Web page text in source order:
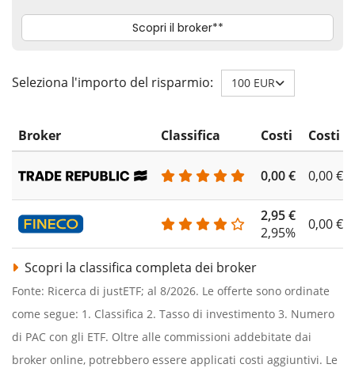
Seleziona l'importo del risparmio: 100 EUR
Broker Classifica Costi Costi
0,00 € 0,00 €
2,95 €
2,95%
0,00 €
Scopri la classifica completa dei broker
Fonte: Ricerca di justETF; al 8/2026. Le offerte sono ordinate
come segue: 1. Classifica 2. Tasso di investimento 3. Numero
di PAC con gli ETF. Oltre alle commissioni addebitate dai
broker online, potrebbero essere applicati costi aggiuntivi. Le